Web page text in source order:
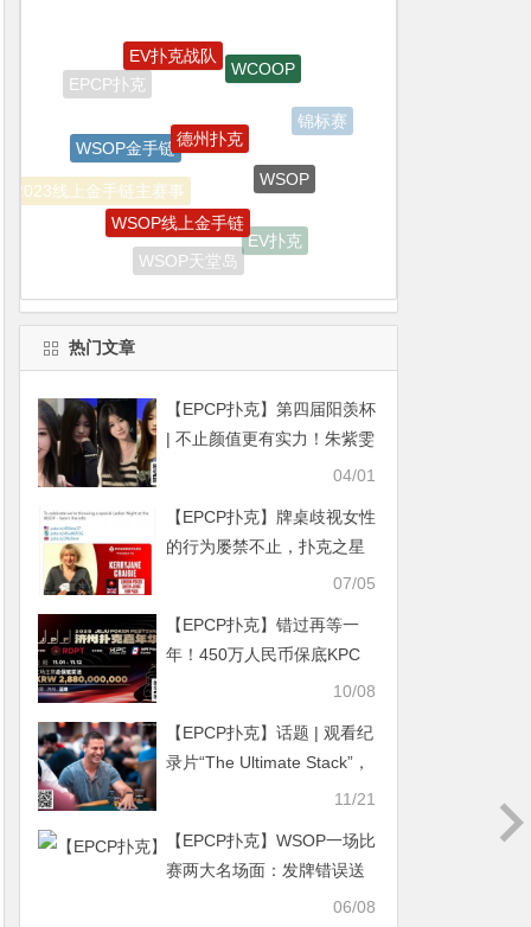
iPhone15 Pro Max无限量赠送
双旦嘉年华
WSOP金手链
德州扑克
WSOP
EV扑克
WSOP天堂岛
WSOP线上金手链
热门文章
【EPCP扑克】第四届阳羡杯
| 不止颜值更有实力！朱紫雯
04/01
【EPCP扑克】牌桌歧视女性
的行为屡禁不止，扑克之星
07/05
【EPCP扑克】错过再等一
年！450万人民币保底KPC
主赛＋济州杯，早鸟套票限
10/08
【EPCP扑克】话题 | 观看纪
录片“The Ultimate Stack”，
以不同的方式关注扑克锦标
11/21
【EPCP扑克】WSOP一场比
赛两大名场面：发牌错误送
走短码，Isildur1诈唬成功却
06/08